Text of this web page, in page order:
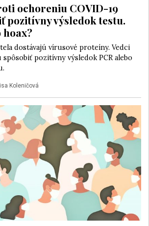
ochoreniu COVID-19
pozitívny výsledok testu.
hoax?
dostávajú vírusové proteíny. Vedci
pozitívny výsledok PCR alebo
Koleničová